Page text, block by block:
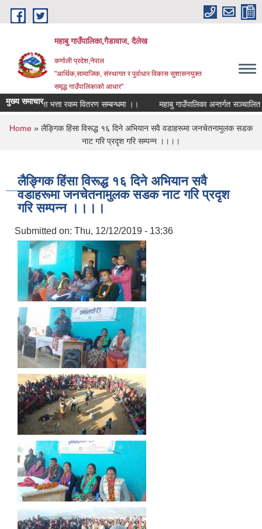
Skip to main content
महाबु गाउँपालिका,गैडावाज, दैलेख
कर्णाली प्रदेश,नेपाल
"आर्थिक,सामाजिक, संस्थागत र पुर्वाधार विकास सुशासनयुक्त
समृद्ध गाउँपालिकाकाे आधार"
मुख्य समाचार
सुरक्षा भत्ता रकम वितरण सम्बन्धमा ।। महाबु गाउँपालिका
You are here
Home » लैङ्गिक हिंसा विरूद्ध १६ दिने अभियान सवै वडाहरूमा जनचेतनामुलक सडक
नाट गरि प्रदृश गरि सम्पन्न ।।।।
लैङ्गिक हिंसा विरूद्ध १६ दिने अभियान सवै
वडाहरूमा जनचेतनामुलक सडक नाट गरि प्रदृश
गरि सम्पन्न ।।।।
Submitted on: Thu, 12/12/2019 - 13:36